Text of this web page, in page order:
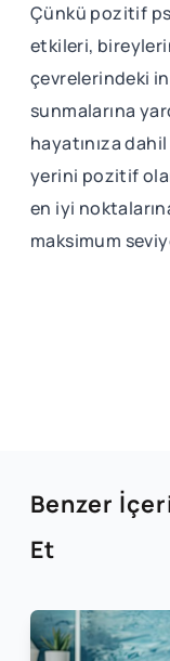
Çünkü pozitif
etkileri,
çevrelerindeki
sunmalarına
hayatınıza
yerini pozitif
en iyi
maksimum
Benzer
Et